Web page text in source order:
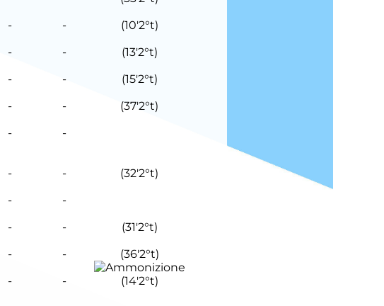
- - (10'2°t)
- - (13'2°t)
- - (15'2°t)
- - (37'2°t)
- -
- - (32'2°t)
-
-
- - (31'2°t)
- - (36'2°t)
- - (14'2°t)